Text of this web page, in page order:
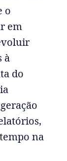
o
em
à
do
na